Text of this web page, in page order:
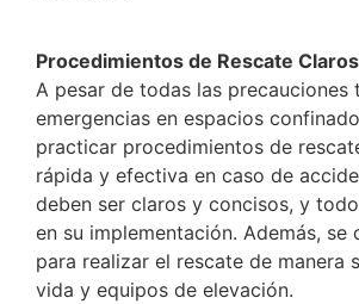
Procedimientos de Rescate
A pesar de todas las
emergencias en espacios
practicar procedimientos de
rápida y efectiva en caso de
deben ser claros y concisos, y
en su implementación. Además,
para realizar el rescate de manera
vida y equipos de elevación.